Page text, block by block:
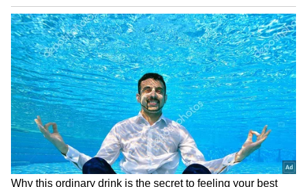
உறுதியாக சொல்கிறேன். அங்கு சென்று
யாருடைய காலிலும் விழுந்து, இதை எனக்கு
செய்து தாருங்கள் என்று கேட்கவில்லை.
தமிழ்நாட்டின் உரிமைக்காகத்தான் நான்
போனேனே தவிர, வேறு அல்ல என்று
முதலமைச்சர் ஸ்டாலின் பேசினார்,